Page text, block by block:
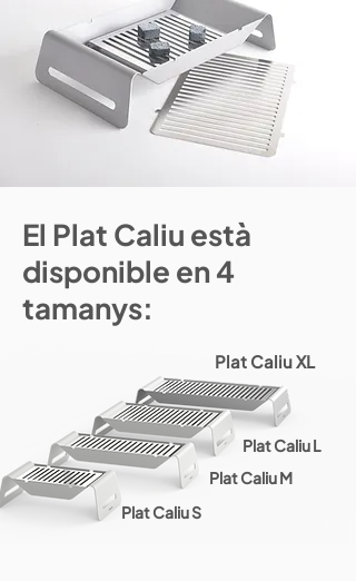
El Plat Caliu està
disponible en 4
tamanys:
Plat Caliu L
Plat Caliu M
Plat Caliu S
Plat Caliu XL